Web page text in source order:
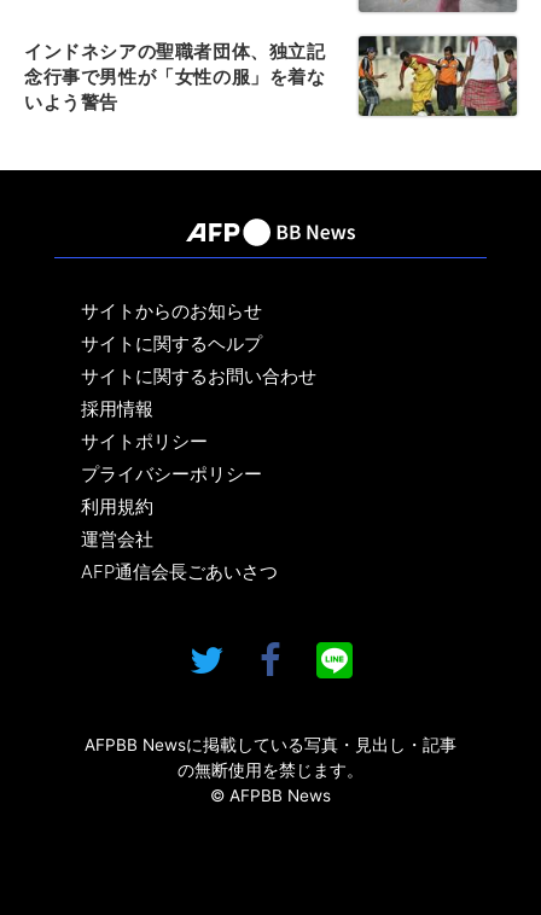
インドネシアの聖職者団体、独立記
念行事で男性が「女性の服」を着な
いよう警告
サイトからのお知らせ
サイトに関するヘルプ
サイトに関するお問い合わせ
採用情報
サイトポリシー
プライバシーポリシー
利用規約
運営会社
AFP通信会長ごあいさつ
AFPBB Newsに掲載している写真・見出し・記事
の無断使用を禁じます。
© AFPBB News